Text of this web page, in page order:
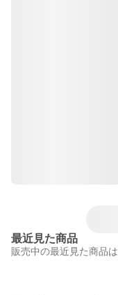
最近見た商品
販売中の最近見た商品は